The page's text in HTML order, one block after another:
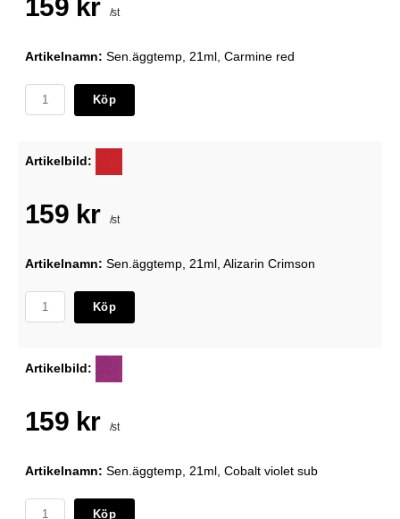
159 kr /st
Artikelnamn: Sen.äggtemp, 21ml, Carmine red
Köp
Artikelbild:
159 kr /st
Artikelnamn: Sen.äggtemp, 21ml, Alizarin Crimson
Köp
Artikelbild:
159 kr /st
Artikelnamn: Sen.äggtemp, 21ml, Cobalt violet sub
Köp